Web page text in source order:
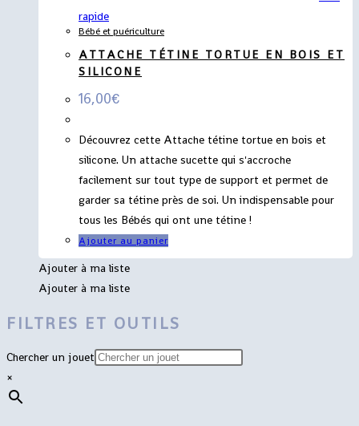
rapide
Bébé et puériculture
ATTACHE TÉTINE TORTUE EN BOIS ET
SILICONE
16,00€
Découvrez cette Attache tétine tortue en bois et
silicone. Un attache sucette qui s'accroche
facilement sur tout type de support et permet de
garder sa tétine près de soi. Un indispensable pour
tous les Bébés qui ont une tétine !
Ajouter au panier
Ajouter à ma liste
Ajouter à ma liste
FILTRES ET OUTILS
Chercher un jouet
×